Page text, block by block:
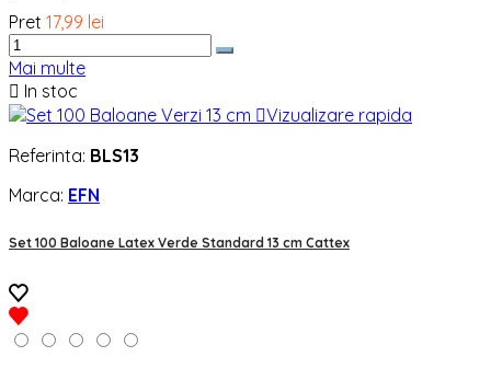
Pret 17,99 lei
Mai multe
 In stoc
Vizualizare rapida
Referinta: BLS13
Marca: EFN
Set 100 Baloane Latex Verde Standard 13 cm Cattex